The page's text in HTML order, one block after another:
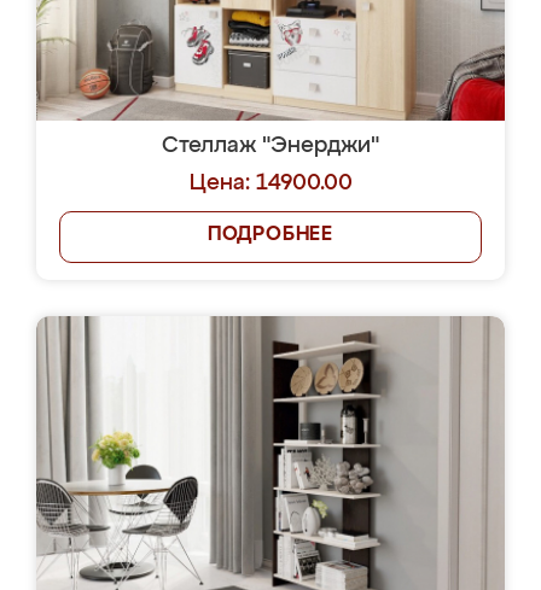
Стеллаж "Энерджи"
Цена: 14900.00
ПОДРОБНЕЕ